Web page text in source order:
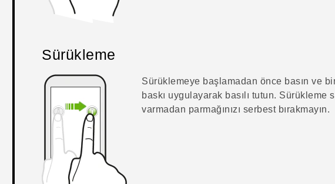
Sürükleme
Sürüklemeye başlamadan önce basın ve
baskı uygulayarak basılı tutun. Sürükleme
varmadan parmağınızı serbest bırakmayın.